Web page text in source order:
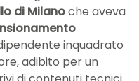
di Milanoche aveva
inquadrato
adibito per un